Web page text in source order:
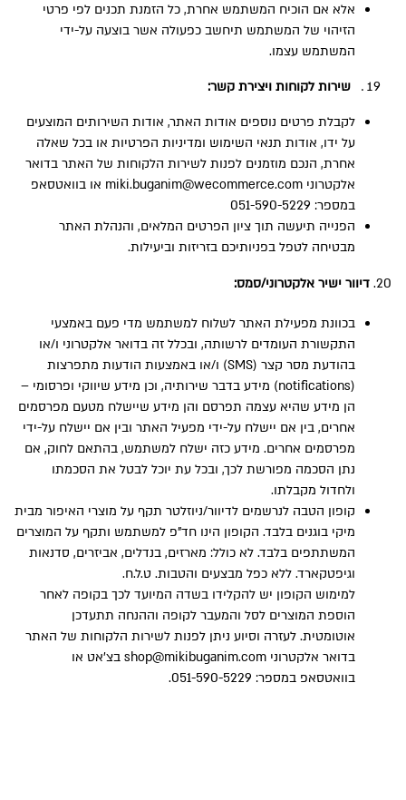
אלא אם הוכיח המשתמש אחרת, כל הזמנת תכנים לפי פרטי
הזיהוי של המשתמש תיחשב כפעולה אשר בוצעה על-ידי
המשתמש עצמו.
שירות לקוחות ויצירת קשר:
לקבלת פרטים נוספים אודות האתר, אודות השירותים המוצעים
על ידו, אודות תנאי השימוש ומדיניות הפרטיות או בכל שאלה
אחרת, הנכם מוזמנים לפנות לשירות הלקוחות של האתר בדואר
אלקטרוני miki.buganim@wecommerce.com או בוואטסאפ
במספר: 051-590-5229
הפנייה תיעשה תוך ציון הפרטים המלאים, והנהלת האתר
מבטיחה לטפל בפניותיכם בזריזות וביעילות.
20. דיוור ישיר אלקטרוני/סמס:
בכוונת מפעילת האתר לשלוח למשתמש מדי פעם באמצעי
התקשורת העומדים לרשותה, ובכלל זה בדואר אלקטרוני ו/או
בהודעת מסר קצר (SMS) ו/או באמצעות הודעות מתפרצות
(notifications) מידע בדבר שירותיה, וכן מידע שיווקי ופרסומי –
הן מידע שהיא עצמה תפרסם והן מידע שיישלח מטעם מפרסמים
אחרים, בין אם יישלח על-ידי מפעיל האתר ובין אם יישלח על-ידי
מפרסמים אחרים. מידע כזה ישלח למשתמש, בהתאם לחוק, אם
נתן הסכמה מפורשת לכך, ובכל עת יוכל לבטל את הסכמתו
ולחדול מקבלתו.
קופון הטבה לנרשמים לדיוור/ניוזלטר תקף על מוצרי האיפור מבית
מיקי בוגנים בלבד. הקופון הינו חד”פ למשתמש ותקף על המוצרים
המשתתפים בלבד. לא כולל: מארזים, בנדלים, אביזרים, סדנאות
וגיפטקארד. ללא כפל מבצעים והטבות. ט.ל.ח.
למימוש הקופון יש להקלידו בשדה המיועד לכך בקופה לאחר
הוספת המוצרים לסל והמעבר לקופה וההנחה תתעדכן
אוטומטית. לעזרה וסיוע ניתן לפנות לשירות הלקוחות של האתר
בדואר אלקטרוני shop@mikibuganim.com בצ’אט או
בוואטסאפ במספר: 051-590-5229.